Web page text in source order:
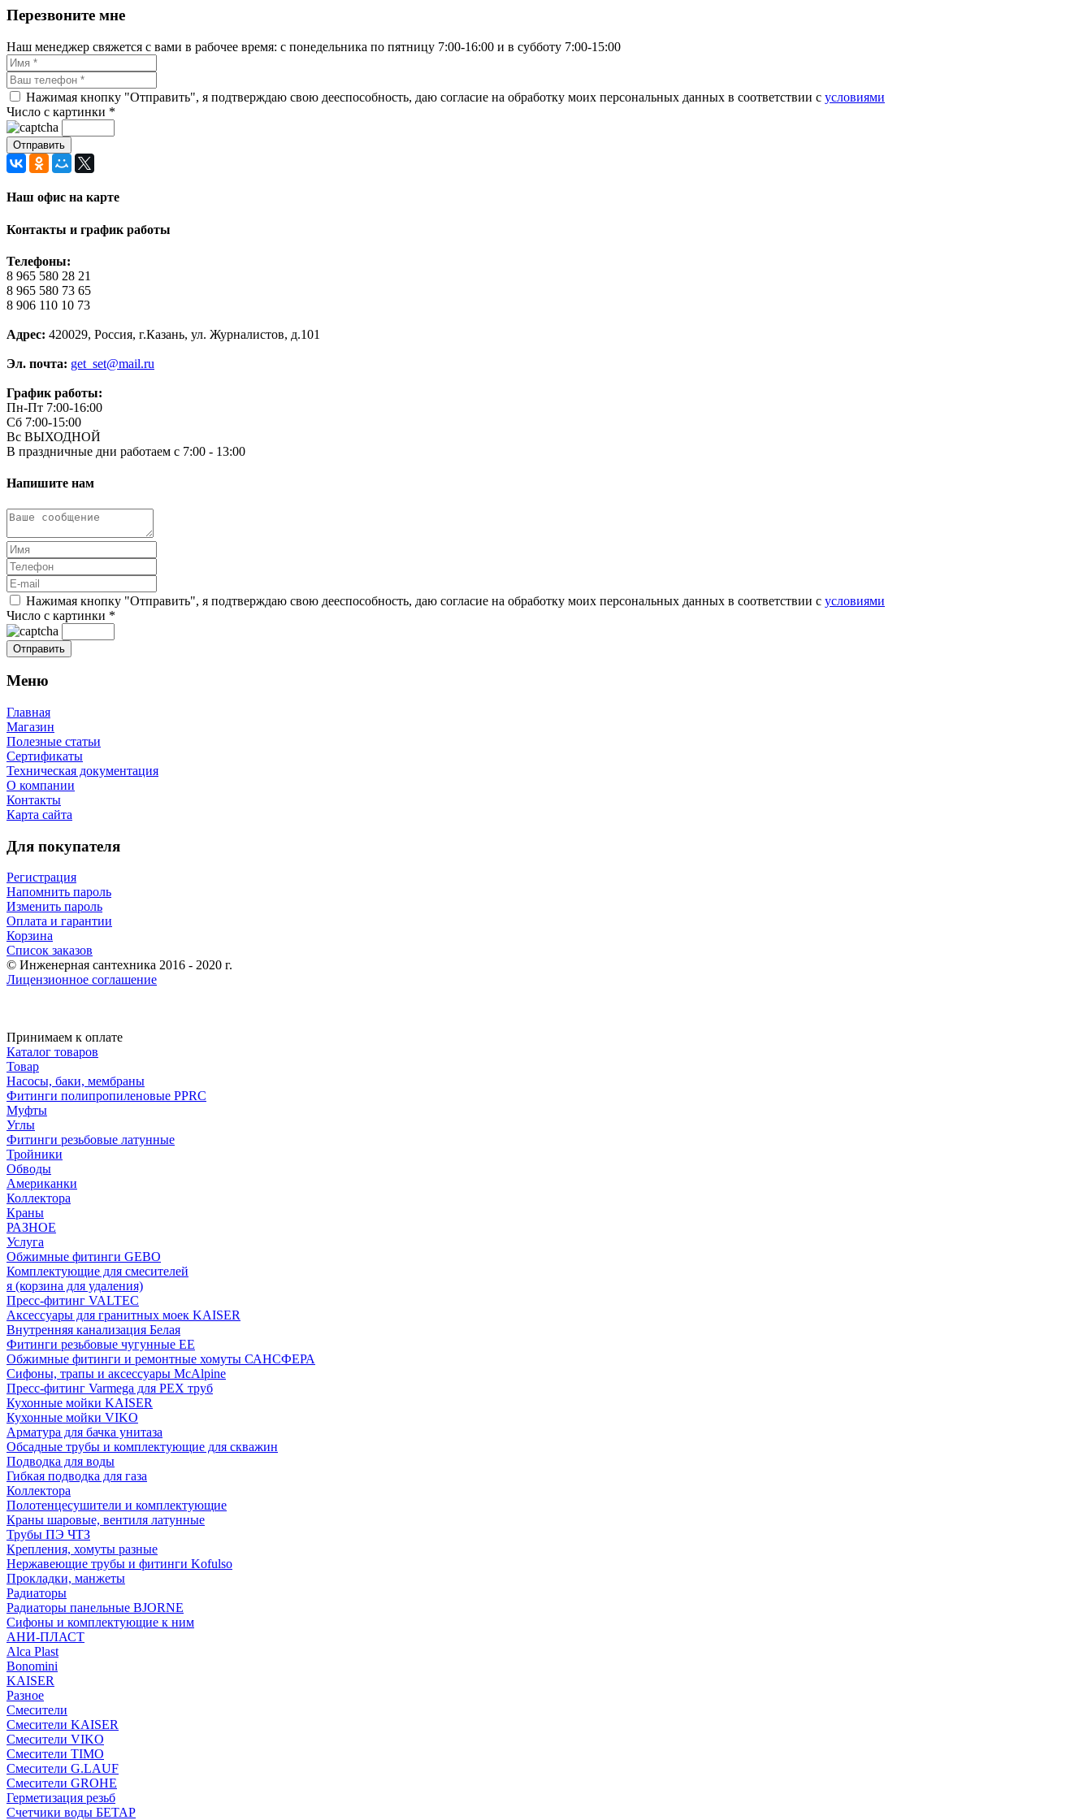
Перезвоните мне
Наш менеджер свяжется с вами в рабочее время: с понедельника по пятницу 7:00-16:00 и в субботу 7:00-15:00
Нажимая кнопку "Отправить", я подтверждаю свою дееспособность, даю согласие на обработку моих персональных данных в соответствии с условиями
Число с картинки *
Наш офис на карте
Контакты и график работы
Телефоны:
8 965 580 28 21
8 965 580 73 65
8 906 110 10 73
Адрес: 420029, Россия, г.Казань, ул. Журналистов, д.101
Эл. почта: get_set@mail.ru
График работы:
Пн-Пт 7:00-16:00
Сб 7:00-15:00
Вс ВЫХОДНОЙ
В праздничные дни работаем с 7:00 - 13:00
Напишите нам
Нажимая кнопку "Отправить", я подтверждаю свою дееспособность, даю согласие на обработку моих персональных данных в соответствии с условиями
Число с картинки *
Меню
Главная
Магазин
Полезные статьи
Сертификаты
Техническая документация
О компании
Контакты
Карта сайта
Для покупателя
Регистрация
Напомнить пароль
Изменить пароль
Оплата и гарантии
Корзина
Список заказов
© Инженерная сантехника 2016 - 2020 г.
Лицензионное соглашение
Принимаем к оплате
Каталог товаров
Товар
Насосы, баки, мембраны
Фитинги полипропиленовые PPRC
Муфты
Углы
Фитинги резьбовые латунные
Тройники
Обводы
Американки
Коллектора
Краны
РАЗНОЕ
Услуга
Обжимные фитинги GEBO
Комплектующие для смесителей
я (корзина для удаления)
Пресс-фитинг VALTEC
Аксессуары для гранитных моек KAISER
Внутренняя канализация Белая
Фитинги резьбовые чугунные EE
Обжимные фитинги и ремонтные хомуты САНСФЕРА
Сифоны, трапы и аксессуары McAlpine
Пресс-фитинг Varmega для PEX труб
Кухонные мойки KAISER
Кухонные мойки VIKO
Арматура для бачка унитаза
Обсадные трубы и комплектующие для скважин
Подводка для воды
Гибкая подводка для газа
Коллектора
Полотенцесушители и комплектующие
Краны шаровые, вентиля латунные
Трубы ПЭ ЧТЗ
Крепления, хомуты разные
Нержавеющие трубы и фитинги Kofulso
Прокладки, манжеты
Радиаторы
Радиаторы панельные BJORNE
Сифоны и комплектующие к ним
АНИ-ПЛАСТ
Alca Plast
Bonomini
KAISER
Разное
Смесители
Смесители KAISER
Смесители VIKO
Смесители TIMO
Смесители G.LAUF
Смесители GROHE
Герметизация резьб
Счетчики воды БЕТАР